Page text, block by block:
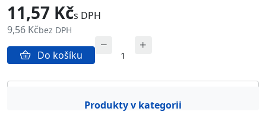
11,57 Kčs DPH
9,56 Kčbez DPH
Do košíku
Obrázky
Produkty v kategorii